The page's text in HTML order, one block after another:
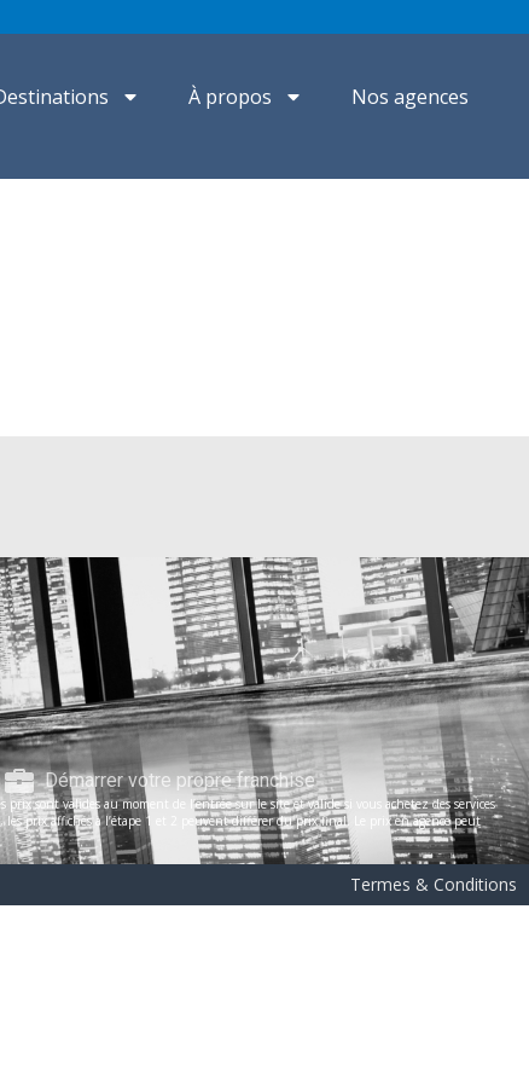
À propos Nos agences
Démarrer votre propre franchise
sont valides au moment de l’entrée sur le site et valide si vous achetez des services
prix affichés à l’étape 1 et 2 peuvent différer du prix final. Le prix en agence peut
Termes & Conditions